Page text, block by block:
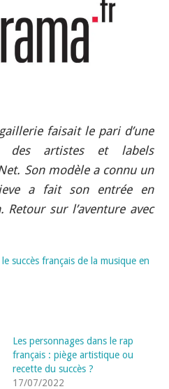
faisait le pari d’une
des artistes et labels
Son modèle a connu un
a fait son entrée en
sur l’aventure avec
le succès français de la musique en
Les personnages dans le rap
français : piège artistique ou
recette du succès ?
17/07/2022